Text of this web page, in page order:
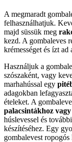
A megmaradt
felhasználhatjuk.
majd süssük meg
kezd. A gombaleves
krémességet és ízt ad
Használjuk a
szószaként, vagy
marhahússal egy
adagokban
ételeket. A
palacsintákhoz
húslevessel és
készítéséhez. Egy
gombalevest